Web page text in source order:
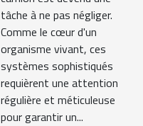
tâche à ne pas négliger.
Comme le cœur d'un
organisme vivant, ces
systèmes sophistiqués
requièrent une attention
régulière et méticuleuse
pour garantir un...